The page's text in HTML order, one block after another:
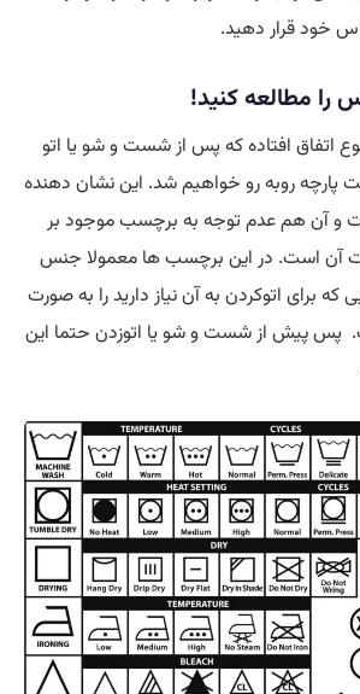
خود قرار دهید.
مطالعه کنید!
اتفاق افتاده که پس از شست و شو یا اتو
پارچه روبه رو خواهیم شد. این نشان دهنده
و آن هم عدم توجه به برچسب موجود بر
آن است. در این برچسب ها معمولا جنس
برای اتوکردن به آن نیاز دارید را به صورت
پس پیش از شست و شو یا اتوزدن حتما این